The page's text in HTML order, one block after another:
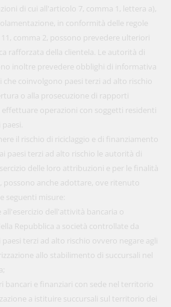
di cui all'articolo 7, comma 1, lettera a),
in conformità delle regole
comma 2, possono prevedere ulteriori
rafforzata della clientela. Le autorità di
inoltre prevedere obblighi di informativa
coinvolgono paesi terzi ad alto rischio
o alla prosecuzione di rapporti
operazioni con soggetti residenti
il rischio di riciclaggio e di finanziamento
paesi terzi ad alto rischio le autorità di
delle loro attribuzioni e per le finalità
possono anche adottare, ove ritenuto
seguenti misure:
all'esercizio dell'attività bancaria o
Repubblica a società controllate da
terzi ad alto rischio ovvero negare agli
allo stabilimento di succursali nel
bancari e finanziari con sede nel territorio
a istituire succursali sul territorio dei